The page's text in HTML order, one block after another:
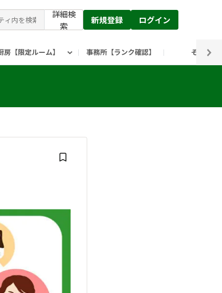
詳細検
索
新規登録 ログイン
房【限定ルーム】 事務所【ランク確認】 その他
クルスホールディングスHP